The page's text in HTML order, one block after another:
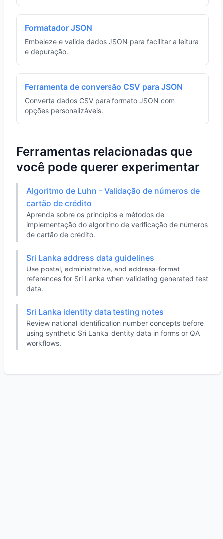
Formatador JSON
Embeleze e valide dados JSON para facilitar a leitura
e depuração.
Ferramenta de conversão CSV para JSON
Converta dados CSV para formato JSON com
opções personalizáveis.
Ferramentas relacionadas que
você pode querer experimentar
Algoritmo de Luhn - Validação de números de
cartão de crédito
Aprenda sobre os princípios e métodos de
implementação do algoritmo de verificação de números
de cartão de crédito.
Sri Lanka address data guidelines
Use postal, administrative, and address-format
references for Sri Lanka when validating generated test
data.
Sri Lanka identity data testing notes
Review national identification number concepts before
using synthetic Sri Lanka identity data in forms or QA
workflows.